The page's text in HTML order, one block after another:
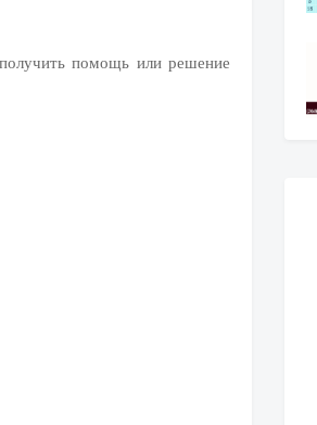
помощь или решение